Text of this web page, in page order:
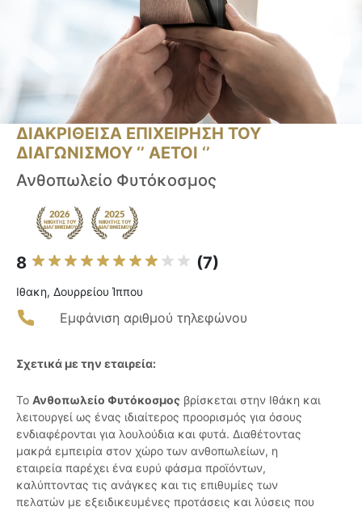
ΔΙΑΚΡΙΘΕΙΣΑ ΕΠΙΧΕΙΡΗΣΗ ΤΟΥ
ΔΙΑΓΩΝΙΣΜΟΥ ‘’ ΑΕΤΟΙ ‘’
Ανθοπωλείο Φυτόκοσμος
8 (7)
Ιθακη, Δουρρείου Ίππου
Εμφάνιση αριθμού τηλεφώνου
Σχετικά με την εταιρεία:
Το Ανθοπωλείο Φυτόκοσμος βρίσκεται στην Ιθάκη και
λειτουργεί ως ένας ιδιαίτερος προορισμός για όσους
ενδιαφέρονται για λουλούδια και φυτά. Διαθέτοντας
μακρά εμπειρία στον χώρο των ανθοπωλείων, η
εταιρεία παρέχει ένα ευρύ φάσμα προϊόντων,
καλύπτοντας τις ανάγκες και τις επιθυμίες των
πελατών με εξειδικευμένες προτάσεις και λύσεις που